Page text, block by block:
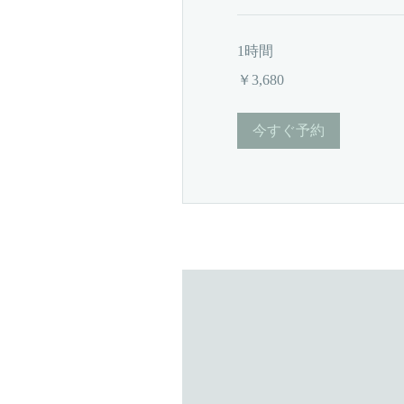
1時間
円
￥3,680
今すぐ予約